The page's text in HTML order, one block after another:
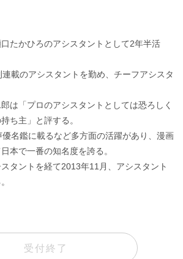
たかひろのアシスタントとして2年半活
載のアシスタントを勤め、チーフアシスタ
は「プロのアシスタントとしては恐ろしく
ち主」と評する。
優名鑑に載るなど多方面の活躍があり、漫画
本で一番の知名度を誇る。
タントを経て2013年11月、アシスタント
受付終了